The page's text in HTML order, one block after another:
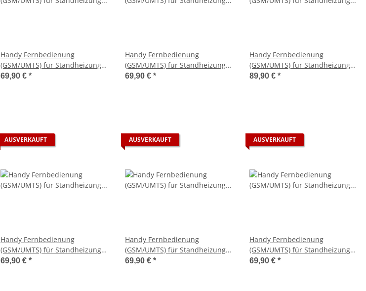
Handy Fernbedienung
(GSM/UMTS) für Standheizung
Eberspächer EasyStart Remote
69,90 € *
Handy Fernbedienung
(GSM/UMTS) für Standheizung
Eberspächer EasyStart Remote+
69,90 € *
Handy Fernbedienung
(GSM/UMTS) für Standheizung
Eberspächer EasyStart Select
89,90 € *
AUSVERKAUFT
Handy Fernbedienung
(GSM/UMTS) für Standheizung
Eberspächer EasyStart Timer -
69,90 € *
AUSVERKAUFT
Handy Fernbedienung
(GSM/UMTS) für Standheizung
Eberspächer Hydronic /I/
69,90 € *
AUSVERKAUFT
Handy Fernbedienung
(GSM/UMTS) für Standheizung
Eberspächer Mini Regler
69,90 € *